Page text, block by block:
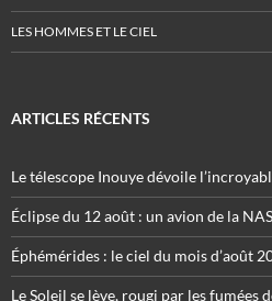
LES HOMMES ET LE CIEL
ARTICLES RÉCENTS
Le télescope Inouye dévoile
Éclipse du 12 août : un avion de la
Éphémérides : le ciel du mois d’août
Le Soleil se lève, rougi par les fumées